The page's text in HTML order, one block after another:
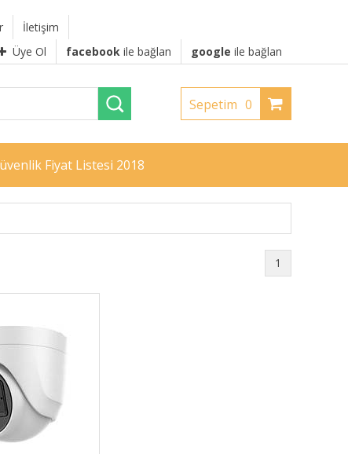
İletişim
Üye Ol facebook ile bağlan google ile bağlan
Sepetim 0
Fiyat Listesi 2018
1